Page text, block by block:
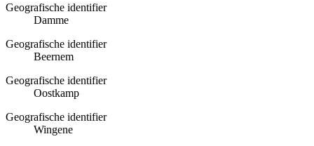
Geografische identifier
Damme
Geografische identifier
Beernem
Geografische identifier
Oostkamp
Geografische identifier
Wingene